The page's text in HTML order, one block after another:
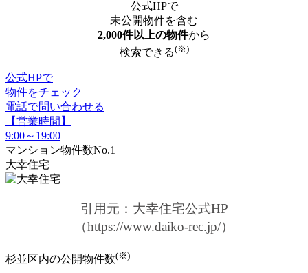
公式HPで
未公開物件を含む
2,000件以上の物件から
検索できる(※)
公式HPで
物件をチェック
電話で問い合わせる
【営業時間】
9:00～19:00
マンション物件数No.1
大幸住宅
引用元：大幸住宅公式HP
（https://www.daiko-rec.jp/）
杉並区内の公開物件数(※)